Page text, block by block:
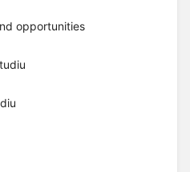
opportunities